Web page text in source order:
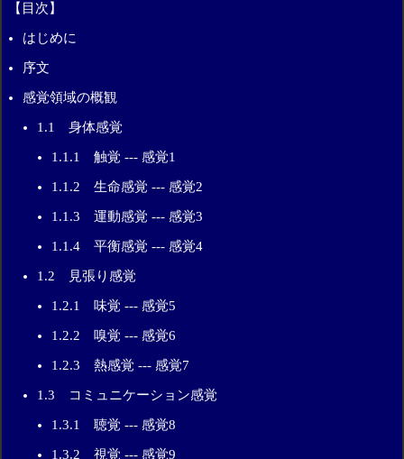
【目次】
はじめに
序文
感覚領域の概観
1.1 身体感覚
1.1.1 触覚 --- 感覚1
1.1.2 生命感覚 --- 感覚2
1.1.3 運動感覚 --- 感覚3
1.1.4 平衡感覚 --- 感覚4
1.2 見張り感覚
1.2.1 味覚 --- 感覚5
1.2.2 嗅覚 --- 感覚6
1.2.3 熱感覚 --- 感覚7
1.3 コミュニケーション感覚
1.3.1 聴覚 --- 感覚8
1.3.2 視覚 --- 感覚9